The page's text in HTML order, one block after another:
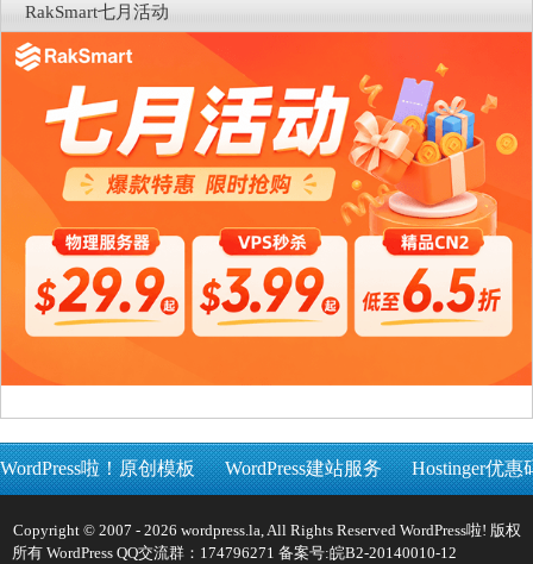
RakSmart七月活动
WordPress啦！原创模板 WordPress建站服务 Hostinger优惠
Copyright © 2007 - 2026 wordpress.la, All Rights Reserved WordPress啦! 版权
所有 WordPress QQ交流群：174796271 备案号:皖B2-20140010-12